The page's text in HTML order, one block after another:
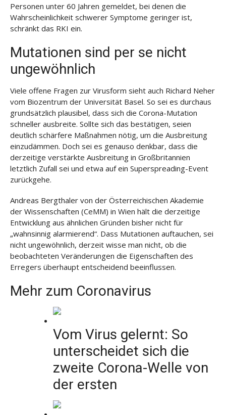
Personen unter 60 Jahren gemeldet, bei denen die
Wahrscheinlichkeit schwerer Symptome geringer ist,
schränkt das RKI ein.
Mutationen sind per se nicht
ungewöhnlich
Viele offene Fragen zur Virusform sieht auch Richard Neher
vom Biozentrum der Universität Basel. So sei es durchaus
grundsätzlich plausibel, dass sich die Corona-Mutation
schneller ausbreite. Sollte sich das bestätigen, seien
deutlich schärfere Maßnahmen nötig, um die Ausbreitung
einzudämmen. Doch sei es genauso denkbar, dass die
derzeitige verstärkte Ausbreitung in Großbritannien
letztlich Zufall sei und etwa auf ein Superspreading-Event
zurückgehe.
Andreas Bergthaler von der Österreichischen Akademie
der Wissenschaften (CeMM) in Wien hält die derzeitige
Entwicklung aus ähnlichen Gründen bisher nicht für
„wahnsinnig alarmierend“. Dass Mutationen auftauchen, sei
nicht ungewöhnlich, derzeit wisse man nicht, ob die
beobachteten Veränderungen die Eigenschaften des
Erregers überhaupt entscheidend beeinflussen.
Mehr zum Coronavirus
Vom Virus gelernt: So
unterscheidet sich die
zweite Corona-Welle von
der ersten